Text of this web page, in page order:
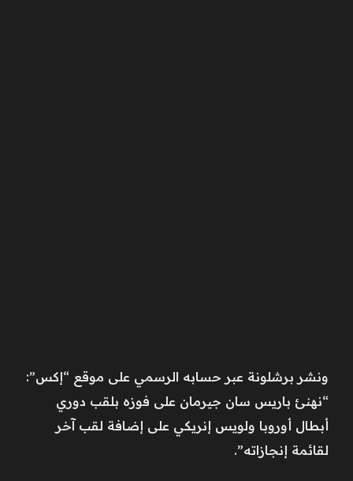
ونشر برشلونة عبر حسابه الرسمي على موقع “إكس”:
“نهنئ باريس سان جيرمان على فوزه بلقب دوري
أبطال أوروبا ولويس إنريكي على إضافة لقب آخر
لقائمة إنجازاته”.